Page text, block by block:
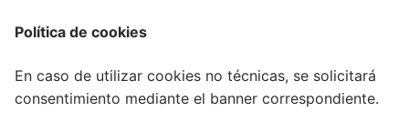
Política de cookies
En caso de utilizar cookies no técnicas, se solicitará
consentimiento mediante el banner correspondiente.